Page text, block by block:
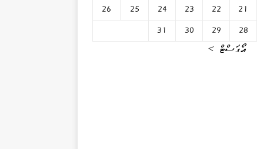
21
22
23
24
25
26
28
29
30
31
އޯގަސްޓް »